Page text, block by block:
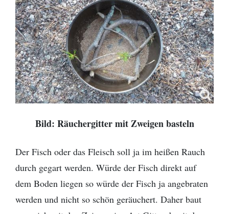
Bild: Räuchergitter mit Zweigen basteln
Der Fisch oder das Fleisch soll ja im heißen Rauch
durch gegart werden. Würde der Fisch direkt auf
dem Boden liegen so würde der Fisch ja angebraten
werden und nicht so schön geräuchert. Daher baut